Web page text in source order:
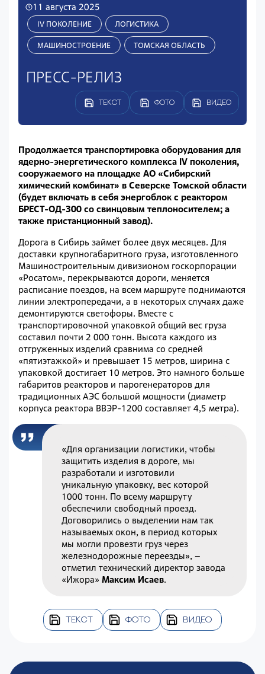
11 августа 2025
IV ПОКОЛЕНИЕ ЛОГИСТИКА
МАШИНОСТРОЕНИЕ ТОМСКАЯ ОБЛАСТЬ
ПРЕСС-РЕЛИЗ
ТЕКСТ ФОТО ВИДЕО
Продолжается транспортировка оборудования для
ядерно-энергетического комплекса IV поколения,
сооружаемого на площадке АО «Сибирский
химический комбинат» в Северске Томской области
(будет включать в себя энергоблок с реактором
БРЕСТ-ОД-300 со свинцовым теплоносителем; а
также пристанционный завод).
Дорога в Сибирь займет более двух месяцев. Для
доставки крупногабаритного груза, изготовленного
Машиностроительным дивизионом госкорпорации
«Росатом», перекрываются дороги, меняется
расписание поездов, на всем маршруте поднимаются
линии электропередачи, а в некоторых случаях даже
демонтируются светофоры. Вместе с
транспортировочной упаковкой общий вес груза
составил почти 2 000 тонн. Высота каждого из
отгруженных изделий сравнима со средней
«пятиэтажкой» и превышает 15 метров, ширина с
упаковкой достигает 10 метров. Это намного больше
габаритов реакторов и парогенераторов для
традиционных АЭС большой мощности (диаметр
корпуса реактора ВВЭР-1200 составляет 4,5 метра).
«Для организации логистики, чтобы
защитить изделия в дороге, мы
разработали и изготовили
уникальную упаковку, вес которой
1000 тонн. По всему маршруту
обеспечили свободный проезд.
Договорились о выделении нам так
называемых окон, в период которых
мы могли провезти груз через
железнодорожные переезды», –
отметил технический директор завода
«Ижора»Максим Исаев.
ТЕКСТ ФОТО ВИДЕО